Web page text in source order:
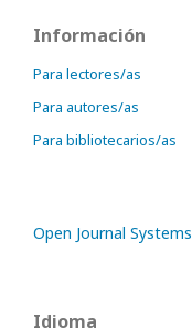
Información
Para lectores/as
Para autores/as
Para bibliotecarios/as
Open Journal Systems
Idioma